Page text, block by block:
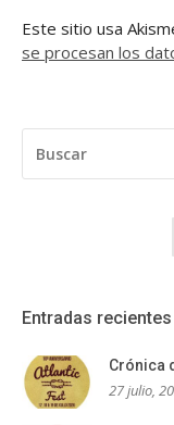
Este sitio usa
se procesan los
Entradas recientes
Crónica
27 julio,